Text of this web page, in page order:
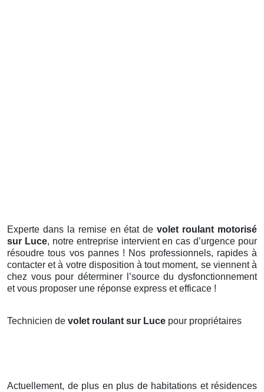
Experte dans la remise en état devolet roulant motorisé
sur Luce, notre entreprise intervient en cas d’urgence pour
résoudre tous vos pannes ! Nos professionnels, rapides à
contacter et à votre disposition à tout moment, se viennent à
chez vous pour déterminer l’source du dysfonctionnement
et vous proposer une réponse express et efficace !
Technicien de volet roulant sur Luce pour propriétaires
Actuellement, de plus en plus de habitations et résidences